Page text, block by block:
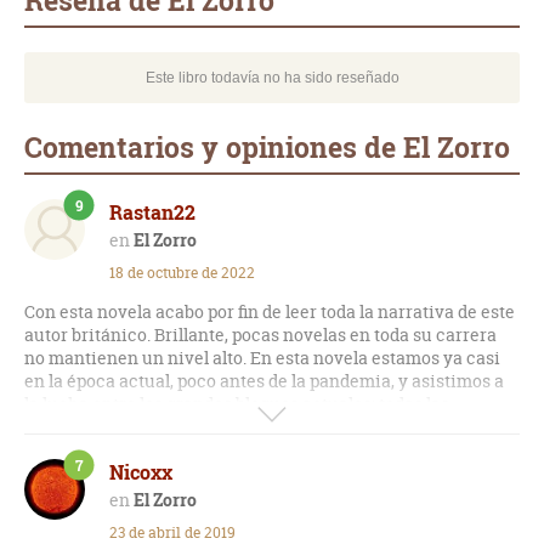
Este libro todavía no ha sido reseñado
Comentarios y opiniones de El Zorro
Rastan22
El Zorro
9
18 de octubre de 2022
Con esta novela acabo por fin de leer toda la narrativa de este
autor británico. Brillante, pocas novelas en toda su carrera
no mantienen un nivel alto. En esta novela estamos ya casi
en la época actual, poco antes de la pandemia, y asistimos a
la lucha entre los grandes bloques actuales: todas las
dictaduras social-comunistas actuales (Rusia, China, Corea
del Norte, Irán) y los estados democráticos atacados por ellos
(EE.UU., Inglaterra o Israel). Este escritor adelanta con pleno
acierto en esta novela lo que está sucediendo en la
actualidad con la Rusia de Putin, las armas nucleares y el
Nicoxx
El Zorro
7
23 de abril de 2019